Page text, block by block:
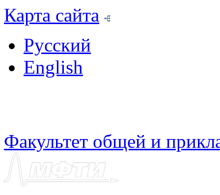
Карта сайта
Русский
English
Факультет общей и